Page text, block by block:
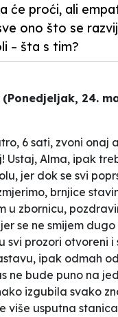
će proći, ali
ono što se
– šta s tim?
24.
6 sati, zvoni onaj
Ustaj, Alma, ipak
jer dok se svi
brnjice
u zbornicu,
se ne smijem
svi prozori otvoreni i
ipak odmah
ne bude puno na
izgubila svako
više usputna